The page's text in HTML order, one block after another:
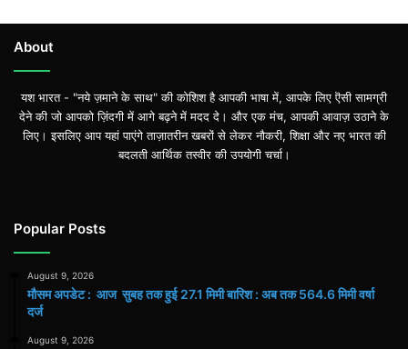
About
यश भारत - "नये ज़माने के साथ" की कोशिश है आपकी भाषा में, आपके लिए ऎसी सामग्री
देने की जो आपको ज़िंदगी में आगे बढ़ने में मदद दे। और एक मंच, आपकी आवाज़ उठाने के
लिए। इसलिए आप यहां पाएंगे ताज़ातरीन खबरों से लेकर नौकरी, शिक्षा और नए भारत की
बदलती आर्थिक तस्वीर की उपयोगी चर्चा।
Popular Posts
August 9, 2026
मौसम अपडेट : आज सुबह तक हुई 27.1 मिमी बारिश : अब तक 564.6 मिमी वर्षा
दर्ज
August 9, 2026